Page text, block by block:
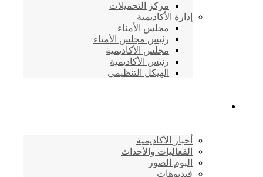
مركز التحميلات
إدارة الأكاديمية
مجلس الأمناء
رئيس مجلس الأمناء
مجلس الأكاديمية
رئيس الأكاديمية
الهيكل التنظيمي
أخبار الأكاديمية
الفعاليات والأحداث
البوم الصور
فيديوهات